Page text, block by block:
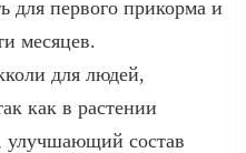
для первого прикорма и
месяцев.
для людей,
как в растении
улучшающий состав